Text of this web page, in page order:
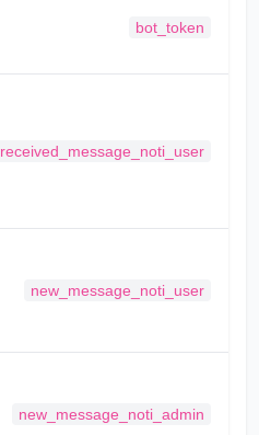
bot_token
received_message_noti_user
new_message_noti_user
new_message_noti_admin